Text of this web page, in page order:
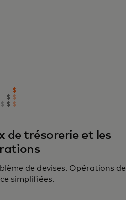
de trésorerie et les
de devises. Opérations de
simplifiées.